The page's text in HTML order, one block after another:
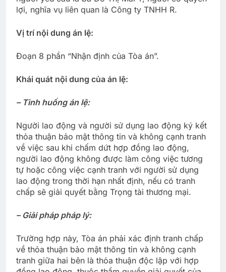
lợi, nghĩa vụ liên quan là Công ty TNHH R.
Vị trí nội dung án lệ:
Đoạn 8 phần “Nhận định của Tòa án”.
Khái quát nội dung của án lệ:
– Tình huống án lệ:
Người lao động và người sử dụng lao động ký kết
thỏa thuận bảo mật thông tin và không cạnh tranh
về việc sau khi chấm dứt hợp đồng lao động,
người lao động không được làm công việc tương
tự hoặc công việc cạnh tranh với người sử dụng
lao động trong thời hạn nhất định, nếu có tranh
chấp sẽ giải quyết bằng Trọng tài thương mại.
– Giải pháp pháp lý:
Trường hợp này, Tòa án phải xác định tranh chấp
về thỏa thuận bảo mật thông tin và không cạnh
tranh giữa hai bên là thỏa thuận độc lập với hợp